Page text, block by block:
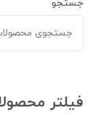
جستجو
فیلتر